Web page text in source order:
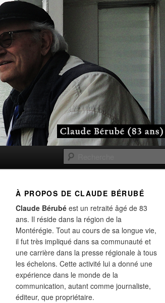
Navigation
articles
À PROPOS DE CLAUDE BÉRUBÉ
Claude Bérubé est un retraité âgé de 83
ans. Il réside dans la région de la
Montérégie. Tout au cours de sa longue vie,
il fut très impliqué dans sa communauté et
une carrière dans la presse régionale à tous
les échelons. Cette activité lui a donné une
expérience dans le monde de la
communication, autant comme journaliste,
éditeur, que propriétaire.